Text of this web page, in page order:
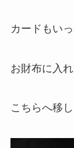
カードもい
お財布に入
こちらへ移し